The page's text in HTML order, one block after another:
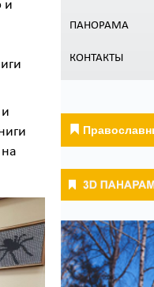
и
ПАНОРАМА
КОНТАКТЫ